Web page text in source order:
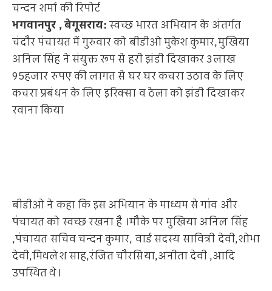
चन्दन शर्मा की रिपोर्ट
भगवानपुर , बेगूसराय:स्वच्छ भारत अभियान के अंतर्गत
चंदौर पंचायत में गुरुवार को बीडीओ मुकेश कुमार,मुखिया
अनिल सिंह ने संयुक्त रूप से हरी झंडी दिखाकर 3लाख
95हजार रुपए की लागत से घर घर कचरा उठाव के लिए
कचरा प्रबंधन के लिए इरिक्सा व ठेला को झंडी दिखाकर
रवाना किया
बीडीओ ने कहा कि इस अभियान के माध्यम से गांव और
पंचायत को स्वच्छ रखना है ।मौके पर मुखिया अनिल सिंह
,पंचायत सचिव चन्दन कुमार, वार्ड सदस्य सावित्री देवी,शोभा
देवी,मिथलेश साह,रंजित चौरसिया,अनीता देवी ,आदि
उपस्थित थे।